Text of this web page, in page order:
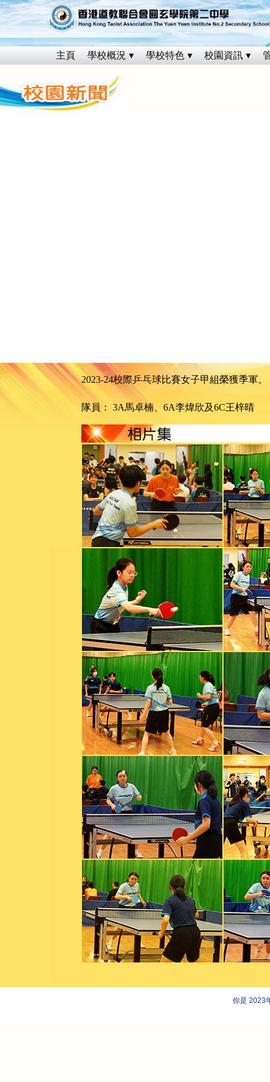
主頁 學校概況 學校特色 校園資訊
2023-24校際乒乓球比賽女子甲組榮獲季軍。
隊員： 3A馬卓楠、6A李煒欣及6C王梓晴
你是 2023